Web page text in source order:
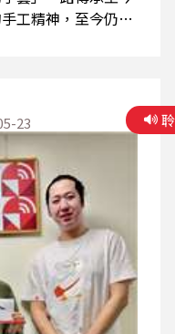
工精神，至今仍保
，也形成與一般台
新的時代樣貌。
概念，返台後開始
品牌。從社群經
裝設計，都能看見
積極帶領品牌參與
酥」更曾獲得百大
點不只是傳統，更
場，甚至設有香港
23